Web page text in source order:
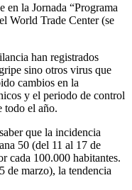
en la Jornada “Programa
World Trade Center (se
han registrados
sino otros virus que
cambios en la
y el periodo de control
todo el año.
que la incidencia
50 (del 11 al 17 de
cada 100.000 habitantes.
de marzo), la tendencia